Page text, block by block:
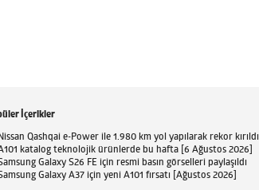
İçerikler
Qashqai e-Power ile 1.980 km yol yapılarak rekor kırıldı
katalog teknolojik ürünlerde bu hafta [6 Ağustos 2026]
Galaxy S26 FE için resmi basın görselleri paylaşıldı
Galaxy A37 için yeni A101 fırsatı [Ağustos 2026]